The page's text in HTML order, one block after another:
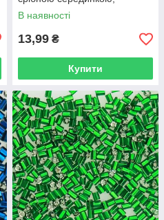
жовтогарячий
В наявності
13,99 ₴
Купити